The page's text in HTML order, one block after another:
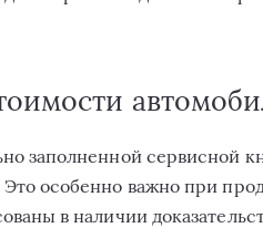
заполненной сервисной
особенно важно при
в наличии